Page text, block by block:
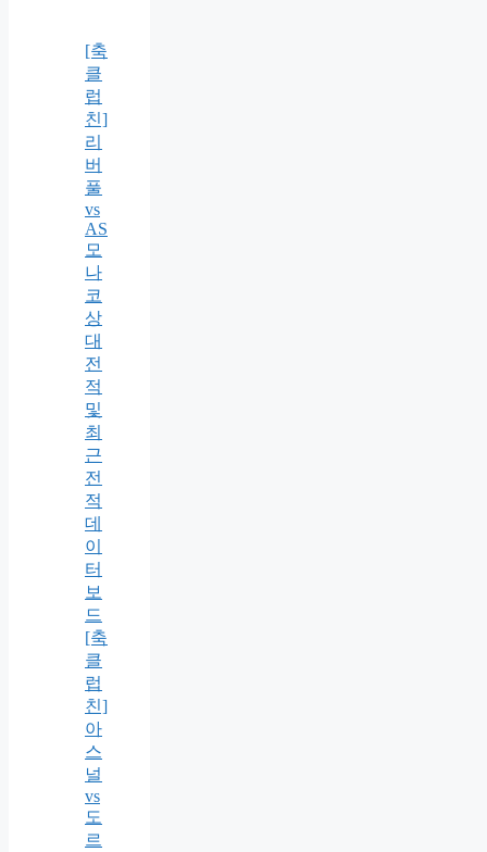
[축
클
럽
친]
리
버
풀
vs
AS
모
나
코
상
대
전
적
및
최
근
전
적
데
이
터
보
드
[축
클
럽
친]
아
스
널
vs
도
르